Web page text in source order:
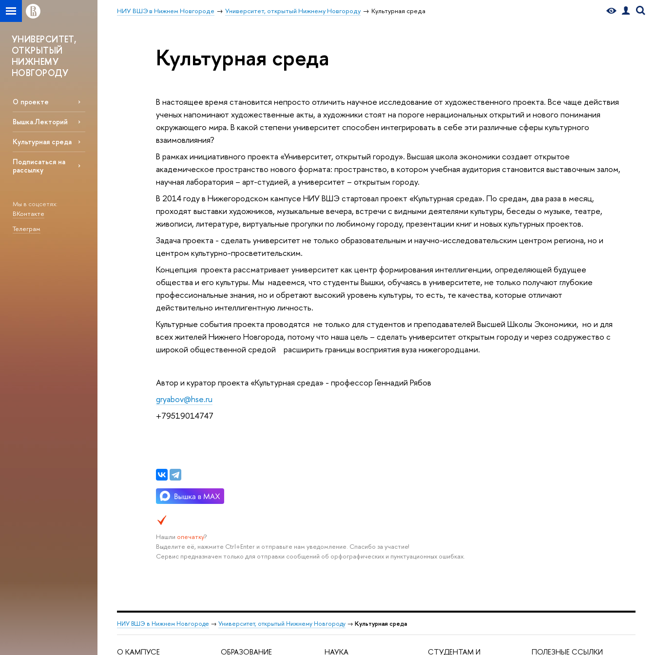
НИУ ВШЭ в Нижнем Новгороде Университет, открытый Нижнему Новгороду Культурная среда
УНИВЕРСИТЕТ,
ОТКРЫТЫЙ
НИЖНЕМУ
НОВГОРОДУ
О проекте
Вышка.Лекторий
Культурная среда
Подписаться на
рассылку
Мы в соцсетях:
ВКонтакте
Телеграм
Культурная среда
В настоящее время становится непросто отличить научное исследование от художественного проекта. Все чаще действия
ученых напоминают художественные акты, а художники стоят на пороге нерациональных открытий и нового понимания
окружающего мира. В какой степени университет способен интегрировать в себе эти различные сферы культурного
взаимовлияния?
В рамках инициативного проекта «Университет, открытый городу». Высшая школа экономики создает открытое
академическое пространство нового формата: пространство, в котором учебная аудитория становится выставочным залом,
научная лаборатория – арт-студией, а университет – открытым городу.
В 2014 году в Нижегородском кампусе НИУ ВШЭ стартовал проект «Культурная среда». По средам, два раза в месяц,
проходят выставки художников, музыкальные вечера, встречи с видными деятелями культуры, беседы о музыке, театре,
живописи, литературе, виртуальные прогулки по любимому городу, презентации книг и новых культурных проектов.
Задача проекта - сделать университет не только образовательным и научно-исследовательским центром региона, но и
центром культурно-просветительским.
Концепция проекта рассматривает университет как центр формирования интеллигенции, определяющей будущее
общества и его культуры. Мы надеемся, что студенты Вышки, обучаясь в университете, не только получают глубокие
профессиональные знания, но и обретают высокий уровень культуры, то есть, те качества, которые отличают
действительно интеллигентную личность.
Культурные события проекта проводятся не только для студентов и преподавателей Высшей Школы Экономики, но и для
всех жителей Нижнего Новгорода, потому что наша цель – сделать университет открытым городу и через содружество с
широкой общественной средой расширить границы восприятия вуза нижегородцами.
Автор и куратор проекта «Культурная среда» - профессор Геннадий Рябов
gryabov@hse.ru
+79519014747
Нашли опечатку?
Выделите её, нажмите Ctrl+Enter и отправьте нам уведомление. Спасибо за участие!
Сервис предназначен только для отправки сообщений об орфографических и пунктуационных ошибках.
НИУ ВШЭ в Нижнем Новгороде → Университет, открытый Нижнему Новгороду → Культурная среда
О КАМПУСЕ ОБРАЗОВАНИЕ НАУКА
СТУДЕНТАМ И
ПОЛЕЗНЫЕ ССЫЛКИ